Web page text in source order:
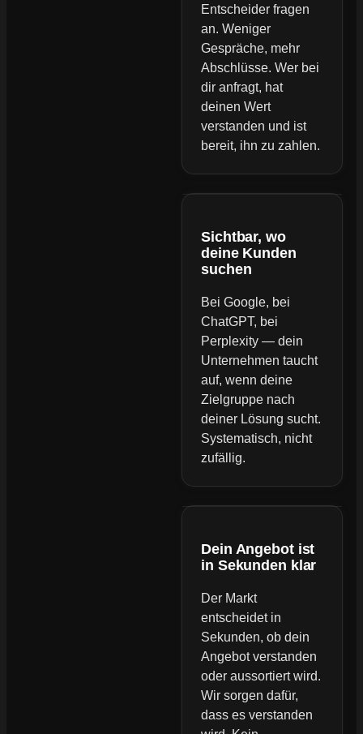
Entscheider fragen
an. Weniger
Gespräche, mehr
Abschlüsse. Wer bei
dir anfragt, hat
deinen Wert
verstanden und ist
bereit, ihn zu zahlen.
Sichtbar, wo
deine Kunden
suchen
Bei Google, bei
ChatGPT, bei
Perplexity — dein
Unternehmen taucht
auf, wenn deine
Zielgruppe nach
deiner Lösung sucht.
Systematisch, nicht
zufällig.
Dein Angebot ist
in Sekunden klar
Der Markt
entscheidet in
Sekunden, ob dein
Angebot verstanden
oder aussortiert wird.
Wir sorgen dafür,
dass es verstanden